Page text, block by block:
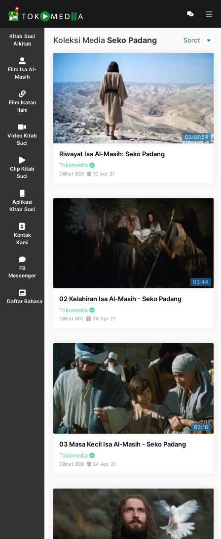
Kitab Suci
Alkitab
Film Isa Al-
Masih
Film Ikatan
Ilahi
Video Kitab
Suci
Clip Kitab
Suci
Aplikasi
Kitab Suci
Kontak
Kami
FB
Messenger
Daftar Bahasa
Sorot
Koleksi Media Seko Padang
02:07:54
Riwayat Isa Al-Masih: Seko Padang
Tokomedia
Dilihat 820 10 Apr 21
03:44
02 Kelahiran Isa Al-Masih - Seko Padang
Tokomedia
Dilihat 861 24 Apr 21
02:16
03 Masa Kecil Isa Al-Masih - Seko Padang
Tokomedia
Dilihat 809 24 Apr 21